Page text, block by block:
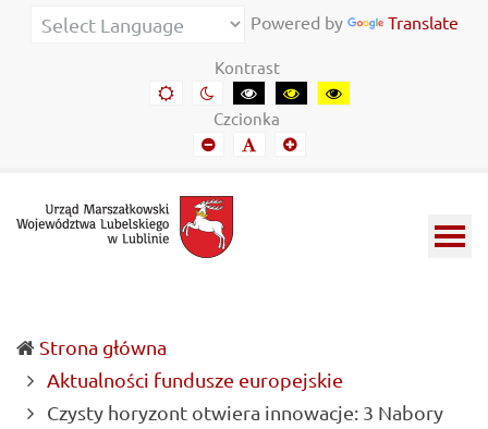
Urząd
Informacje
Lubelszczyźnie
Powered by Translate
Kontrast
Domyślny
kontrast
Kontrast
nocny
Kontrast
czarny-
biały
Kontrast
czarny-
Kontrast
żółto-
Czcionka
Mniejszy
font
Domyślny
font
Mniejszy
Strona główna
Aktualności fundusze europejskie
Czysty horyzont otwiera innowacje: 3 Nabory